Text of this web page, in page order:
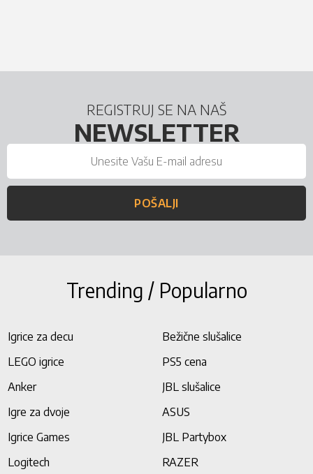
REGISTRUJ SE NA NAŠ
NEWSLETTER
POŠALJI
Trending / Popularno
Igrice za decu
Bežične slušalice
LEGO igrice
PS5 cena
Anker
JBL slušalice
Igre za dvoje
ASUS
Igrice Games
JBL Partybox
Logitech
RAZER